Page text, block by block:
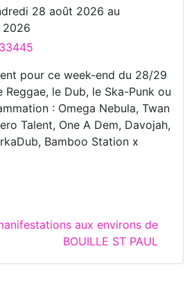
28 août 2026 au
2026
pour ce week-end du 28/29
le Dub, le Ska-Punk ou
: Omega Nebula, Twan
Talent, One A Dem, Davojah,
Bamboo Station x
aux environs de
BOUILLE ST PAUL